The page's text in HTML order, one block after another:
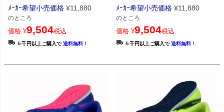
ﾒｰｶｰ希望小売価格 ¥11,880
のところ
価格 ¥9,504税込
５千円以上ご購入で送料無料！
ﾒｰｶｰ希望小売価格 ¥11,880
のところ
価格 ¥9,504税込
５千円以上ご購入で送料無料！